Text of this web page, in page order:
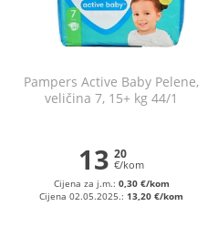
Pampers Active Baby Pelene,
veličina 7, 15+ kg 44/1
13 20
€/kom
Cijena za j.m.: 0,30 €/kom
Cijena 02.05.2025.:13,20 €/kom